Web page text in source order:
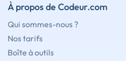
À propos de Codeur.com
Qui sommes-nous ?
Nos tarifs
Boîte à outils